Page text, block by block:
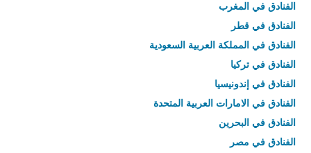
الفنادق في المغرب
الفنادق في قطر
الفنادق في المملكة العربية السعودية
الفنادق في تركيا
الفنادق في إندونيسيا
الفنادق في الامارات العربية المتحدة
الفنادق في البحرين
الفنادق في مصر